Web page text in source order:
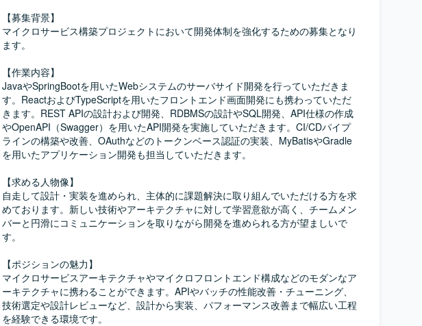
【募集背景】
マイクロサービス構築プロジェクトにおいて開発体制を強化するための募集となり
ます。
【作業内容】
JavaやSpringBootを用いたWebシステムのサーバサイド開発を行っていただきま
す。ReactおよびTypeScriptを用いたフロントエンド画面開発にも携わっていただ
きます。REST APIの設計および開発、RDBMSの設計やSQL開発、API仕様の作成
やOpenAPI（Swagger）を用いたAPI開発を実施していただきます。CI/CDパイプ
ラインの構築や改善、OAuthなどのトークンベース認証の実装、MyBatisやGradle
を用いたアプリケーション開発も担当していただきます。
【求める人物像】
自走して設計・実装を進められ、主体的に課題解決に取り組んでいただける方を求
めております。新しい技術やアーキテクチャに対して学習意欲が高く、チームメン
バーと円滑にコミュニケーションを取りながら開発を進められる方が望ましいで
す。
【ポジションの魅力】
マイクロサービスアーキテクチャやマイクロフロントエンド構成などのモダンなア
ーキテクチャに携わることができます。APIやバッチの性能改善・チューニング、
技術選定や設計レビューなど、設計から実装、パフォーマンス改善まで幅広い工程
を経験できる環境です。